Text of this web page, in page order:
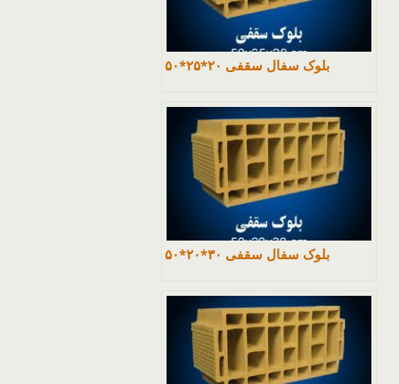
بلوک سفال سقفی ۲۰*۲۵*۵۰
بلوک سفال سقفی ۳۰*۲۰*۵۰